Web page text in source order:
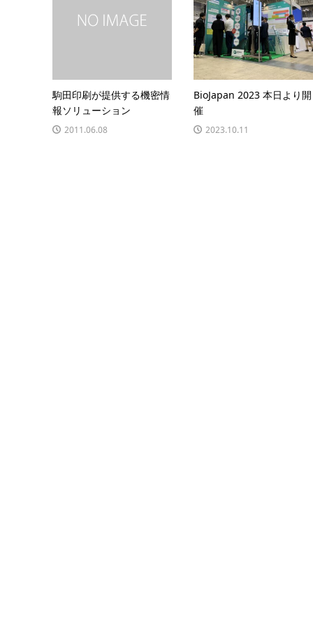
駒田印刷が提供する機密情
報ソリューション
2011.06.08
BioJapan 2023 本日より開
催
2023.10.11